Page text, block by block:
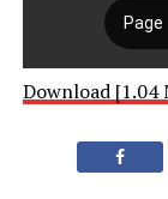
Download [1.04